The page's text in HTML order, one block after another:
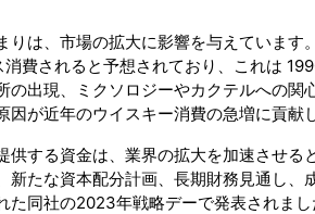
は、市場の拡大に影響を与えています
費されると予想されており、これは
出現、ミクソロジーやカクテルへの関
が近年のウイスキー消費の急増に貢献
する資金は、業界の拡大を加速させる
たな資本配分計画、長期財務見通し、
同社の2023年戦略デーで発表されま